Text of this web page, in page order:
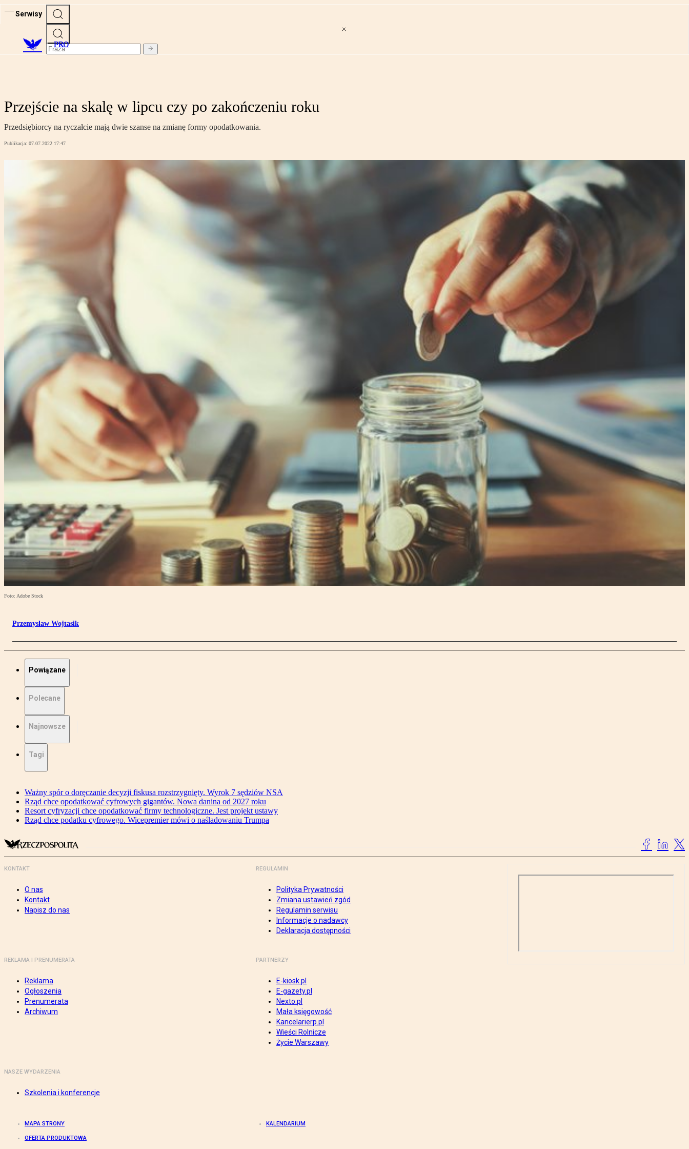
Serwisy
PRO
Przejście na skalę w lipcu czy po zakończeniu roku
Przedsiębiorcy na ryczałcie mają dwie szanse na zmianę formy opodatkowania.
Publikacja: 07.07.2022 17:47
Foto: Adobe Stock
Przemysław Wojtasik
Powiązane
Polecane
Najnowsze
Tagi
Ważny spór o doręczanie decyzji fiskusa rozstrzygnięty. Wyrok 7 sędziów NSA
Rząd chce opodatkować cyfrowych gigantów. Nowa danina od 2027 roku
Resort cyfryzacji chce opodatkować firmy technologiczne. Jest projekt ustawy
Rząd chce podatku cyfrowego. Wicepremier mówi o naśladowaniu Trumpa
KONTAKT
O nas
Kontakt
Napisz do nas
REGULAMIN
Polityka Prywatności
Zmiana ustawień zgód
Regulamin serwisu
Informacje o nadawcy
Deklaracja dostępności
REKLAMA I PRENUMERATA
Reklama
Ogłoszenia
Prenumerata
Archiwum
PARTNERZY
E-kiosk.pl
E-gazety.pl
Nexto.pl
Mała księgowość
Kancelarierp.pl
Wieści Rolnicze
Życie Warszawy
NASZE WYDARZENIA
Szkolenia i konferencje
MAPA STRONY KALENDARIUM
OFERTA PRODUKTOWA